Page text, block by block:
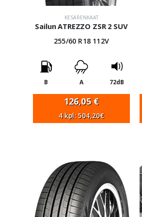
KESÄRENKAAT
Sailun ATREZZO ZSR 2 SUV
255/60 R18 112V
B A 72dB
126,05 €
4 kpl: 504,20€